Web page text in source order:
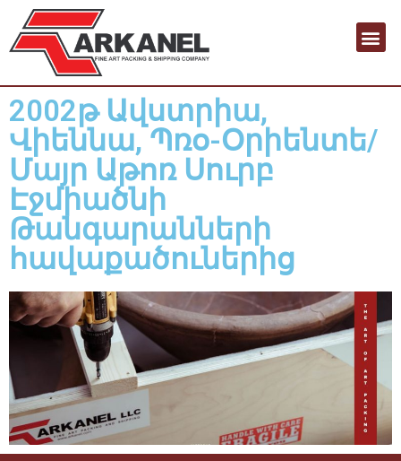
2002թ Ավստրիա,
Վիեննա, Պռօ-Օրիենտե/
Մայր Աթոռ Սուրբ
Էջմիածնի
Թանգարանների
հավաքածուներից